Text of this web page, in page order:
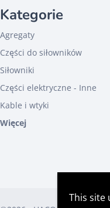
This site
Przyciski obrotowe i
Skrzynki sterownicze
Sterowania ręczne
Sterowania
Nr of buttons
Kategorie
Agregaty
Części do siłowników
Siłowniki
Części elektryczne - Inne
Kable i wtyki
Więcej